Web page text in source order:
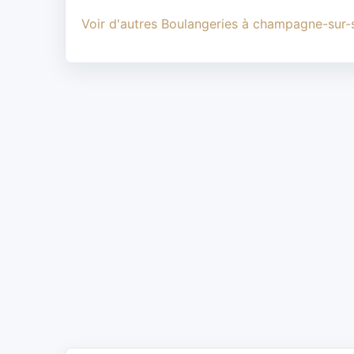
Voir d'autres Boulangeries à champagne-sur-